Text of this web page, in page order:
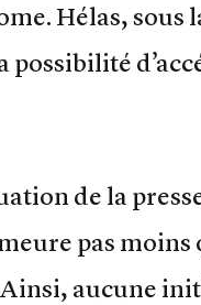
Hélas, sous
possibilité
de la
pas
aucune